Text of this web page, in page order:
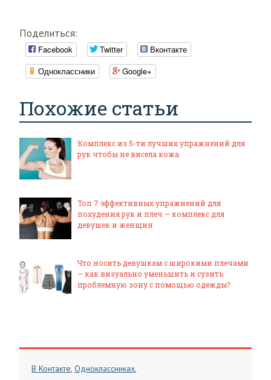
Поделиться:
Facebook Twitter
Вконтакте
Одноклассники
Google+
Похожие статьи
Комплекс из 5-ти лучших упражнений для
рук чтобы не висела кожа
Топ 7 эффективных упражнений для
похудения рук и плеч — комплекс для
девушек и женщин
Что носить девушкам с широкими плечами
— как визуально уменьшить и сузить
проблемную зону с помощью одежды?
В Контакте, Одноклассниках,